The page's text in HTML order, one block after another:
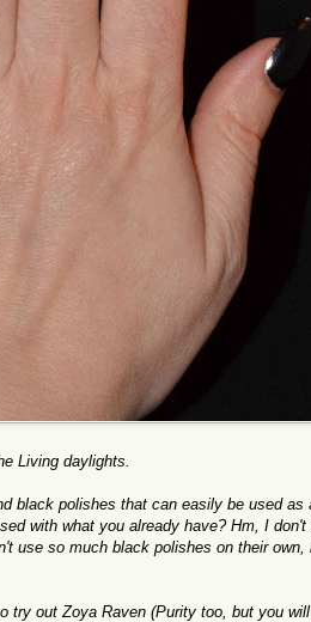
Living daylights
black polishes that can easily be used as
with what you already have? Hm, I
use so much black polishes on their own
try out Zoya Raven (Purity too, but you